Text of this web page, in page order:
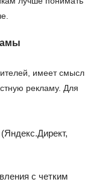
имеет смысл
рекламу. Для
с четким